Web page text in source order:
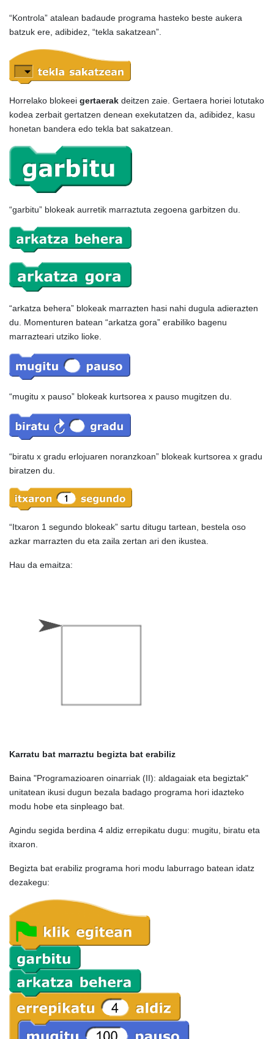
“Kontrola” atalean badaude programa hasteko beste aukera
batzuk ere, adibidez, “tekla sakatzean”.
Horrelako blokeei gertaerak deitzen zaie. Gertaera horiei lotutako
kodea zerbait gertatzen denean exekutatzen da, adibidez, kasu
honetan bandera edo tekla bat sakatzean.
“garbitu” blokeak aurretik marraztuta zegoena garbitzen du.
“arkatza behera” blokeak marrazten hasi nahi dugula adierazten
du. Momenturen batean “arkatza gora” erabiliko bagenu
marrazteari utziko lioke.
“mugitu x pauso” blokeak kurtsorea x pauso mugitzen du.
“biratu x gradu erlojuaren noranzkoan” blokeak kurtsorea x gradu
biratzen du.
“Itxaron 1 segundo blokeak” sartu ditugu tartean, bestela oso
azkar marrazten du eta zaila zertan ari den ikustea.
Hau da emaitza:
Karratu bat marraztu begizta bat erabiliz
Baina "Programazioaren oinarriak (II): aldagaiak eta begiztak"
unitatean ikusi dugun bezala badago programa hori idazteko
modu hobe eta sinpleago bat.
Agindu segida berdina 4 aldiz errepikatu dugu: mugitu, biratu eta
itxaron.
Begizta bat erabiliz programa hori modu laburrago batean idatz
dezakegu: